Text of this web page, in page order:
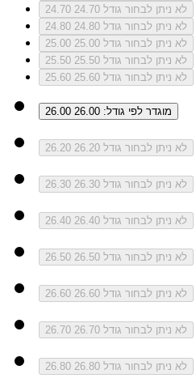
24.70
לא ניתן לבחור גודל 24.70
24.80
לא ניתן לבחור גודל 24.80
25.00
לא ניתן לבחור גודל 25.00
25.50
לא ניתן לבחור גודל 25.50
25.60
לא ניתן לבחור גודל 25.60
26.00 מוגדר לפי גודל: 26.00
26.20 לא ניתן לבחור גודל 26.20
26.30 לא ניתן לבחור גודל 26.30
26.40 לא ניתן לבחור גודל 26.40
26.50 לא ניתן לבחור גודל 26.50
26.60 לא ניתן לבחור גודל 26.60
26.70 לא ניתן לבחור גודל 26.70
26.80 לא ניתן לבחור גודל 26.80